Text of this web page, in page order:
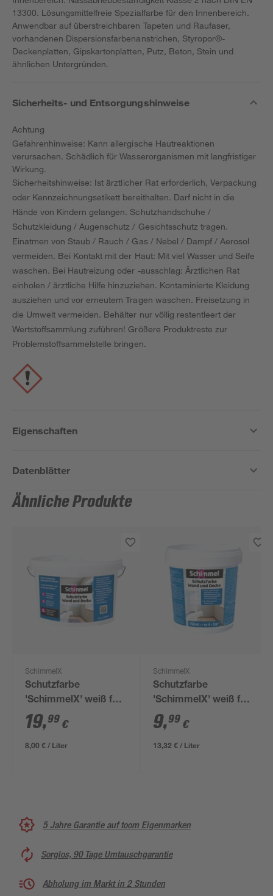
13300. Lösungsmittelfreie Spezialfarbe für den Innenbereich.
Anwendbar auf überstreichbaren Tapeten und Raufaser,
vorhandenen Dispersionsfarbenanstrichen, Styropor®-
Deckenplatten, Gipskartonplatten, Putz, Beton, Stein und
ähnlichen Untergründen.
Sicherheits- und Entsorgungshinweise
Achtung
Gefahrenhinweise: Kann allergische Hautreaktionen
verursachen. Schädlich für Wasserorganismen mit langfristiger
Wirkung.
Sicherheitshinweise: Ist ärztlicher Rat erforderlich, Verpackung
oder Kennzeichnungsetikett bereithalten. Darf nicht in die
Hände von Kindern gelangen. Schutzhandschuhe /
Schutzkleidung / Augenschutz / Gesichtsschutz tragen.
Einatmen von Staub / Rauch / Gas / Nebel / Dampf / Aerosol
vermeiden. Bei Kontakt mit der Haut: Mit viel Wasser und Seife
waschen. Bei Hautreizung oder -ausschlag: Ärztlichen Rat
einholen / ärztliche Hilfe hinzuziehen. Kontaminierte Kleidung
ausziehen und vor erneutem Tragen waschen. Freisetzung in
die Umwelt vermeiden. Behälter nur völlig restentleert der
Wertstoffsammlung zuführen! Größere Produktreste zur
Problemstoffsammelstelle bringen.
Eigenschaften
Datenblätter
Ähnliche Produkte
SchimmelX
Schutzfarbe
'SchimmelX' weiß für
Wand und Decke 2,5 l
19,99 €
8,00 € / Liter
SchimmelX
Schutzfarbe
'SchimmelX' weiß für
Wand und Decke 0,75
l9,99 €
13,32 € / Liter
5 Jahre Garantie auf toom Eigenmarken
Sorglos, 90 Tage Umtauschgarantie
Abholung im Markt in 2 Stunden